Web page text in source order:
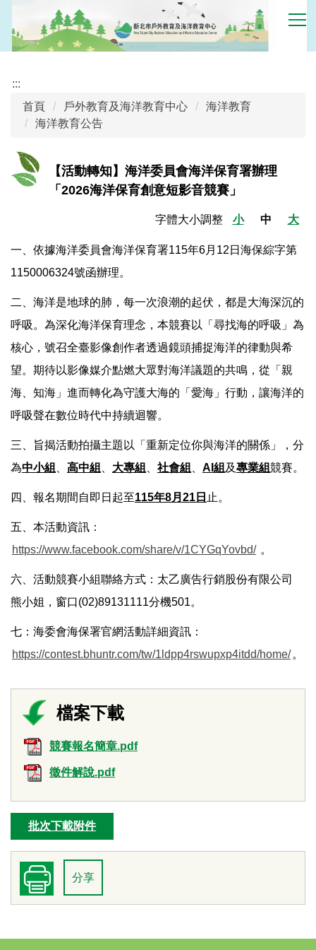
到
主
內
:::
首頁
戶外教育及海洋教育中心
海洋教育
海洋教育公告
【活動轉知】海洋委員會海洋保育署辦理
「2026海洋保育創意短影音競賽」
字體大小調整 小 中 大
一、依據海洋委員會海洋保育署115年6月12日海保綜字第
1150006324號函辦理。
二、海洋是地球的肺，每一次浪潮的起伏，都是大海深沉的
呼吸。為深化海洋保育理念，本競賽以「尋找海的呼吸」為
核心，號召全臺影像創作者透過鏡頭捕捉海洋的律動與希
望。期待以影像媒介點燃大眾對海洋議題的共鳴，從「親
海、知海」進而轉化為守護大海的「愛海」行動，讓海洋的
呼吸聲在數位時代中持續迴響。
三、旨揭活動拍攝主題以「重新定位你與海洋的關係」，分
為中小組 高中組 大專組 社會組 AI組 及專業組競賽。
四、報名期間自即日起至115年8月21日 止。
五、本活動資訊：
https://www.facebook.com/share/v/1CYGqYovbd/ 。
六、活動競賽小組聯絡方式：太乙廣告行銷股份有限公司
熊小姐，窗口(02)89131111分機501。
七：海委會海保署官網活動詳細資訊：
https://contest.bhuntr.com/tw/1ldpp4rswupxp4itdd/home/ 。
競賽報名簡章.pdf
徵件解說.pdf
批次下載附件
分享